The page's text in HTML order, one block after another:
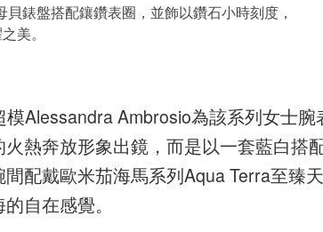
錶盤搭配鑲鑽表圈，並飾以鑽石小時刻度，
美。
Alessandra Ambrosio為該系列女士腕
熱奔放形象出鏡，而是以一套藍白搭
配戴歐米茄海馬系列Aqua Terra至臻天
自在感覺。